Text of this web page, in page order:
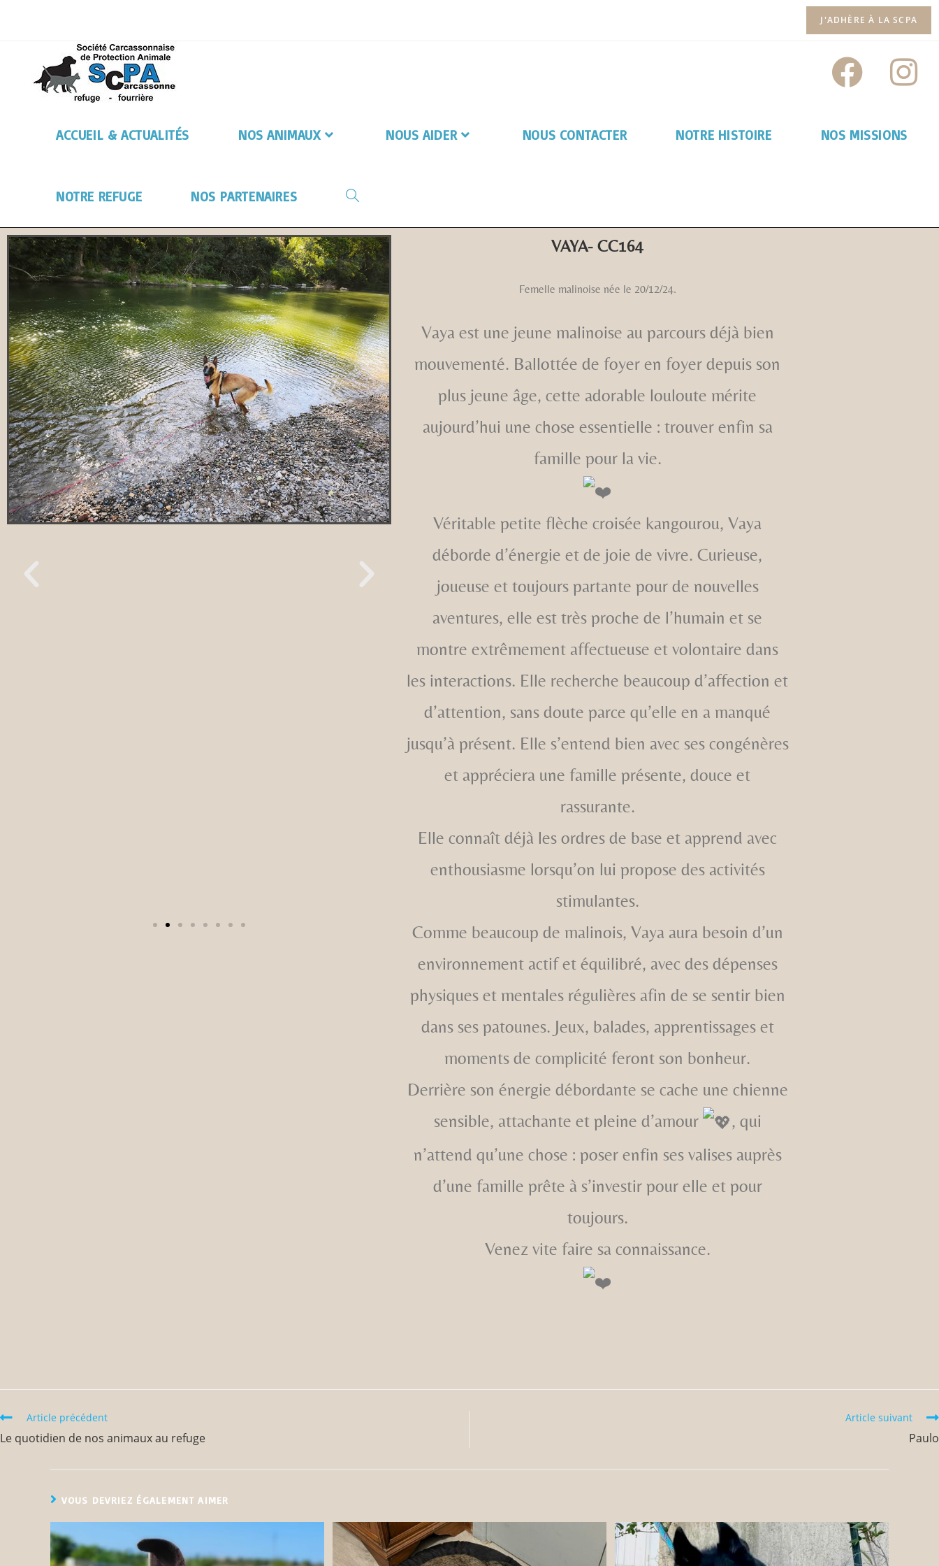
J'ADHÈRE À LA SCPA
ACCUEIL & ACTUALITÉS NOS ANIMAUX NOUS AIDER NOUS CONTACTER NOTRE HISTOIRE NOS MISSIONS
NOTRE REFUGE NOS PARTENAIRES
VAYA- CC164
Femelle malinoise née le 20/12/24.
Vaya est une jeune malinoise au parcours déjà bien
mouvementé. Ballottée de foyer en foyer depuis son
plus jeune âge, cette adorable louloute mérite
aujourd’hui une chose essentielle : trouver enfin sa
famille pour la vie.
Véritable petite flèche croisée kangourou, Vaya
déborde d’énergie et de joie de vivre. Curieuse,
joueuse et toujours partante pour de nouvelles
aventures, elle est très proche de l’humain et se
montre extrêmement affectueuse et volontaire dans
les interactions. Elle recherche beaucoup d’affection et
d’attention, sans doute parce qu’elle en a manqué
jusqu’à présent. Elle s’entend bien avec ses congénères
et appréciera une famille présente, douce et
rassurante.
Elle connaît déjà les ordres de base et apprend avec
enthousiasme lorsqu’on lui propose des activités
stimulantes.
Comme beaucoup de malinois, Vaya aura besoin d’un
environnement actif et équilibré, avec des dépenses
physiques et mentales régulières afin de se sentir bien
dans ses patounes. Jeux, balades, apprentissages et
moments de complicité feront son bonheur.
Derrière son énergie débordante se cache une chienne
sensible, attachante et pleine d’amour
, qui
n’attend qu’une chose : poser enfin ses valises auprès
d’une famille prête à s’investir pour elle et pour
toujours.
Venez vite faire sa connaissance.
Article précédent
Le quotidien de nos animaux au refuge
Article suivant
Paulo
VOUS DEVRIEZ ÉGALEMENT AIMER